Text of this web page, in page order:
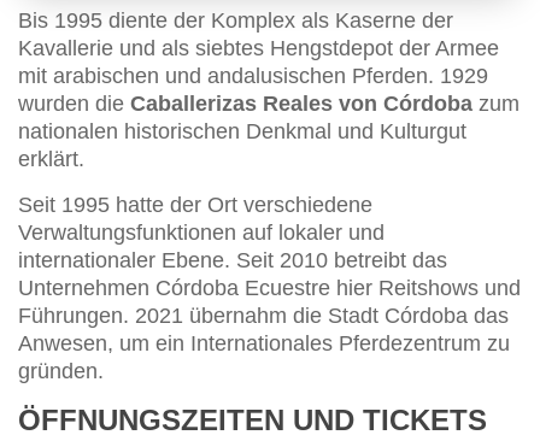
Bis 1995 diente der Komplex als Kaserne der
Kavallerie und als siebtes Hengstdepot der Armee
mit arabischen und andalusischen Pferden. 1929
wurden die Caballerizas Reales von Córdoba zum
nationalen historischen Denkmal und Kulturgut
erklärt.
Seit 1995 hatte der Ort verschiedene
Verwaltungsfunktionen auf lokaler und
internationaler Ebene. Seit 2010 betreibt das
Unternehmen Córdoba Ecuestre hier Reitshows und
Führungen. 2021 übernahm die Stadt Córdoba das
Anwesen, um ein Internationales Pferdezentrum zu
gründen.
ÖFFNUNGSZEITEN UND TICKETS